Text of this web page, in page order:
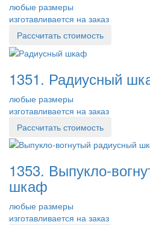
любые размеры
изготавливается на заказ
Рассчитать стоимость
1351. Радиусный
любые размеры
изготавливается на заказ
Рассчитать стоимость
1353. Выпукло-
шкаф
любые размеры
изготавливается на заказ